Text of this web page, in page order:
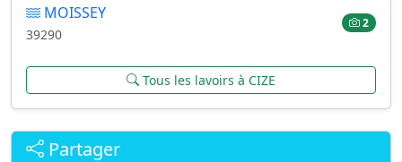
MOISSEY
39290
2
Tous les lavoirs à CIZE
Partager